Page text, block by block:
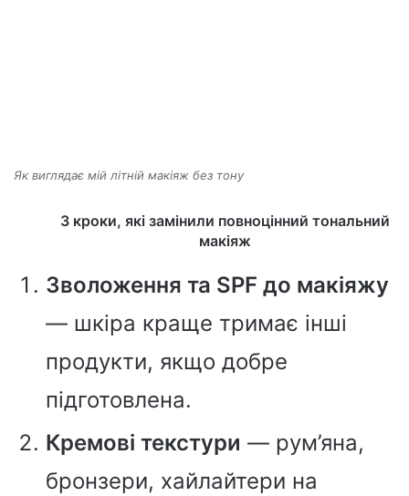
Як виглядає мій літній макіяж без тону
3 кроки, які замінили повноцінний тональний
макіяж
Зволоження та SPF до макіяжу
— шкіра краще тримає інші
продукти, якщо добре
підготовлена.
Кремові текстури — рум’яна,
бронзери, хайлайтери на